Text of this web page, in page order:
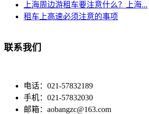
上海周边游租车要注意什么？上海...
租车上高速必须注意的事项
联系我们
电话：021-57832189
手机：021-57832030
邮箱：aobangzc@163.com